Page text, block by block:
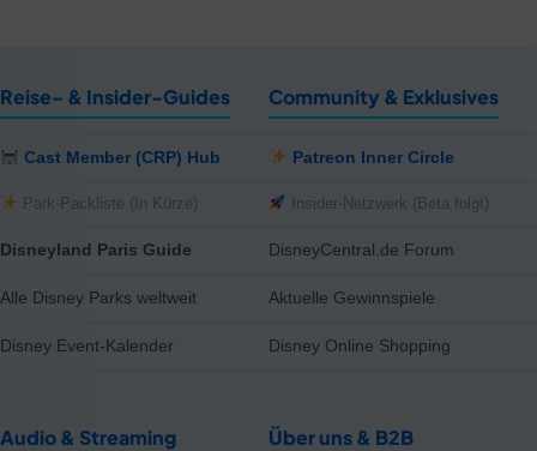
Reise- & Insider-Guides
Cast Member (CRP) Hub
Park-Packliste (In Kürze)
Disneyland Paris Guide
Alle Disney Parks weltweit
Disney Event-Kalender
Community & Exklusives
Patreon Inner Circle
Insider-Netzwerk (Beta folgt)
DisneyCentral.de Forum
Aktuelle Gewinnspiele
Disney Online Shopping
Audio & Streaming Über uns & B2B